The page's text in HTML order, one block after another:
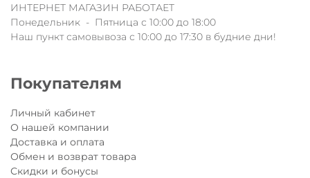
ИНТЕРНЕТ МАГАЗИН РАБОТАЕТ
Понедельник - Пятница с 10:00 до 18:00
Наш пункт самовывоза с 10:00 до 17:30 в будние дни!
Покупателям
Личный кабинет
О нашей компании
Доставка и оплата
Обмен и возврат товара
Скидки и бонусы